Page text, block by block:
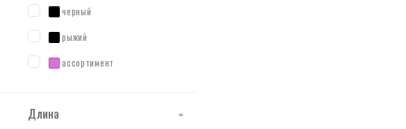
черный
рыжий
ассортимент
Длина